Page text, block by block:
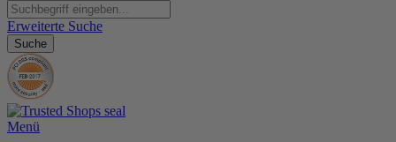
Erweiterte Suche
Suche
Menü